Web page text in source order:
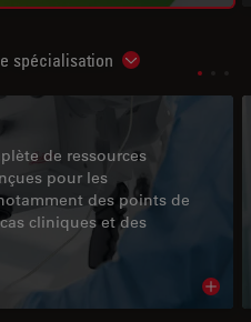
spécialisation Show
de ressources
pour les
des points de
cliniques et des